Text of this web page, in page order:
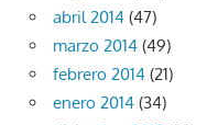
abril 2014 (47)
marzo 2014 (49)
febrero 2014 (21)
enero 2014 (34)